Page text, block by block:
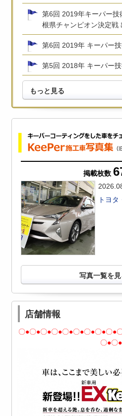
第6回 2019年キーパー技
根県チャンピオン決定戦
第6回 2019年 キーパー
第5回 2018年 キーパー
もっと見る
掲載枚数
トヨタ
写真一覧を見
店舗情報
〇●〇●〇●〇●〇●〇●〇●〇●〇●
〇●〇●